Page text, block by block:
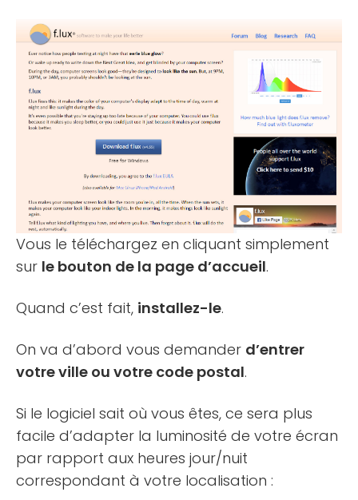
Vous le téléchargez en cliquant simplement
sur le bouton de la page d’accueil.
Quand c’est fait, installez-le.
On va d’abord vous demander d’entrer
votre ville ou votre code postal.
Si le logiciel sait où vous êtes, ce sera plus
facile d’adapter la luminosité de votre écran
par rapport aux heures jour/nuit
correspondant à votre localisation :